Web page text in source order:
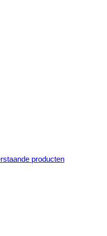
producten